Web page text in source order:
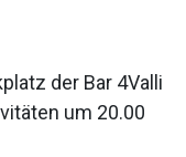
der Bar 4Valli
um 20.00